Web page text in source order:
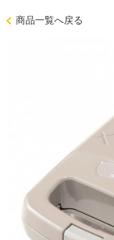
商品一覧へ戻る